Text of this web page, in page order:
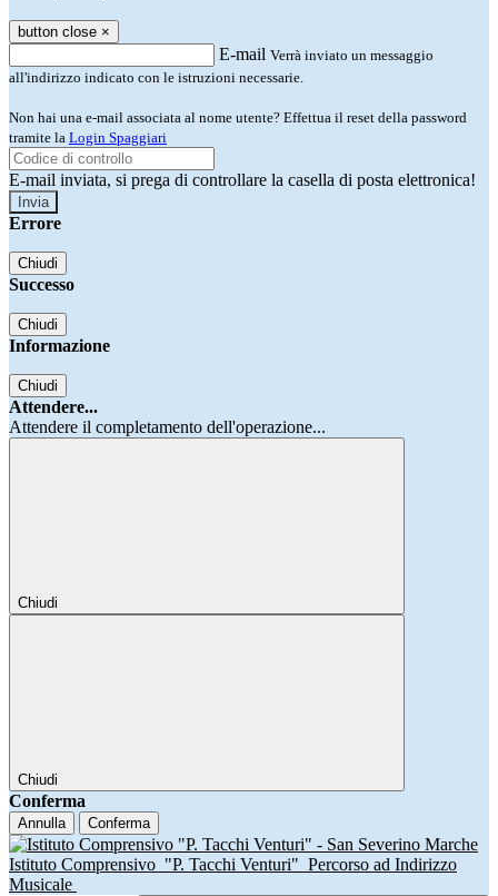
button close ×
E-mail Verrà inviato un messaggio
all'indirizzo indicato con le istruzioni necessarie.
Non hai una e-mail associata al nome utente? Effettua il reset della password
tramite la Login Spaggiari
E-mail inviata, si prega di controllare la casella di posta elettronica!
Errore
Chiudi
Successo
Chiudi
Informazione
Chiudi
Attendere...
Attendere il completamento dell'operazione...
Chiudi
Chiudi
Conferma
Annulla Conferma
Istituto Comprensivo "P. Tacchi Venturi" Percorso ad Indirizzo
Musicale